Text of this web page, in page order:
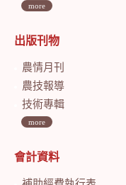
more
出版刊物
農情月刊
農技報導
技術專輯
more
會計資料